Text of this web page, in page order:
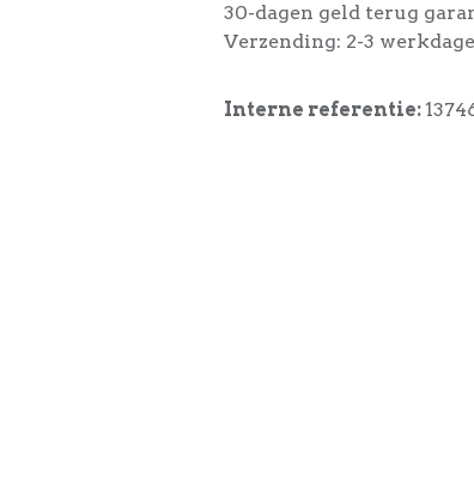
30-dagen geld terug
Verzending: 2-3
Interne referentie: